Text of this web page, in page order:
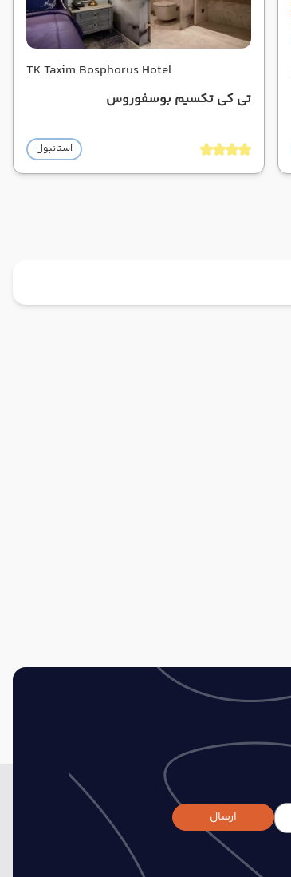
TK Taxim Bosphorus Hotel
تی کی تکسیم بوسفوروس
استانبول
ارسال